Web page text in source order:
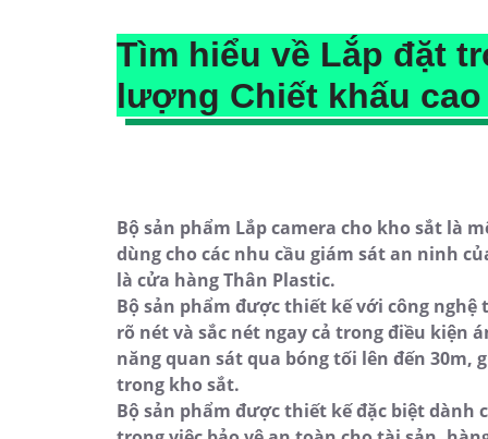
Tìm hiểu về Lắp đặt
lượng Chiết khấu cao
Bộ sản phẩm Lắp camera cho kho sắt là
dùng cho các nhu cầu giám sát an ninh
là cửa hàng Thân Plastic.
Bộ sản phẩm được thiết kế với công
rõ nét và sắc nét ngay cả trong điều kiện
năng quan sát qua bóng tối lên đến 30m,
trong kho sắt.
Bộ sản phẩm được thiết kế đặc biệt dành